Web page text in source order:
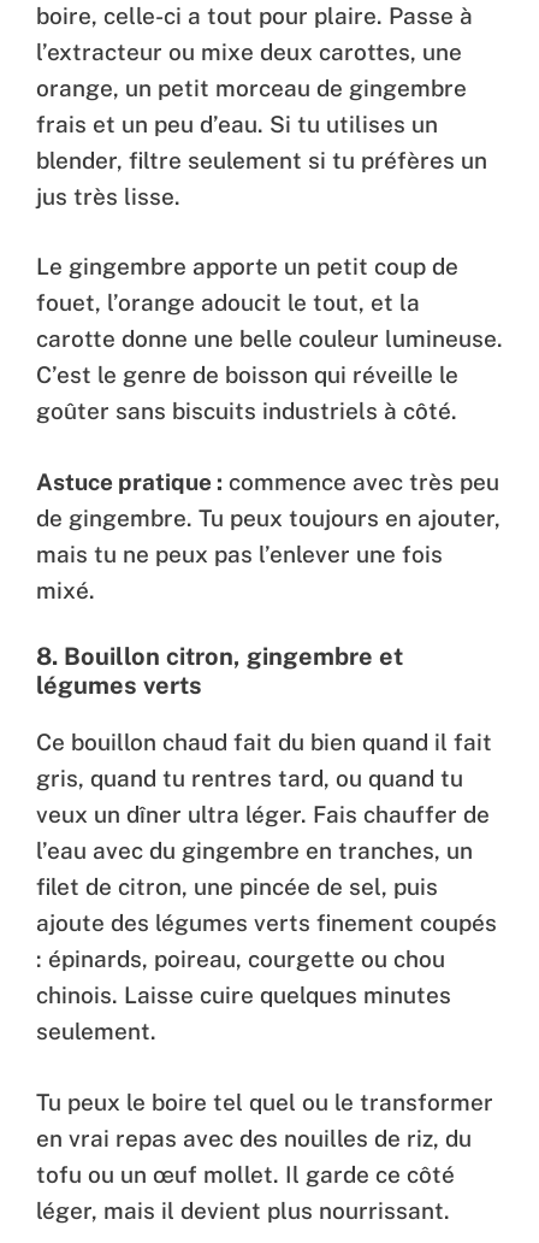
boire, celle-ci a tout pour plaire. Passe à
l’extracteur ou mixe deux carottes, une
orange, un petit morceau de gingembre
frais et un peu d’eau. Si tu utilises un
blender, filtre seulement si tu préfères un
jus très lisse.
Le gingembre apporte un petit coup de
fouet, l’orange adoucit le tout, et la
carotte donne une belle couleur lumineuse.
C’est le genre de boisson qui réveille le
goûter sans biscuits industriels à côté.
Astuce pratique : commence avec très peu
de gingembre. Tu peux toujours en ajouter,
mais tu ne peux pas l’enlever une fois
mixé.
8. Bouillon citron, gingembre et
légumes verts
Ce bouillon chaud fait du bien quand il fait
gris, quand tu rentres tard, ou quand tu
veux un dîner ultra léger. Fais chauffer de
l’eau avec du gingembre en tranches, un
filet de citron, une pincée de sel, puis
ajoute des légumes verts finement coupés
: épinards, poireau, courgette ou chou
chinois. Laisse cuire quelques minutes
seulement.
Tu peux le boire tel quel ou le transformer
en vrai repas avec des nouilles de riz, du
tofu ou un œuf mollet. Il garde ce côté
léger, mais il devient plus nourrissant.